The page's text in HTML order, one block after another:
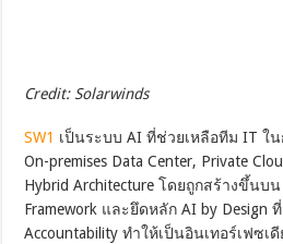
Credit: Solarwinds
SW1 เป็นระบบ AI ที่ช่วยเหลือทีม IT ใ
On-premises Data Center, Private
Hybrid Architecture โดยถูกสร้างขึ้นบน
Framework และยึดหลัก AI by Design
Accountability ทำให้เป็นอินเทอร์เฟซเ